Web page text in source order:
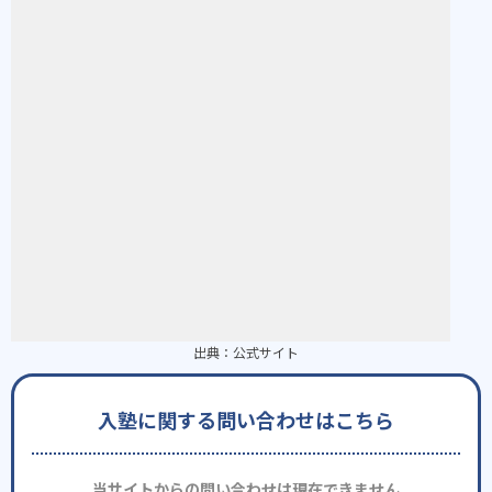
出典： 公式サイト
入塾に関する問い合わせはこちら